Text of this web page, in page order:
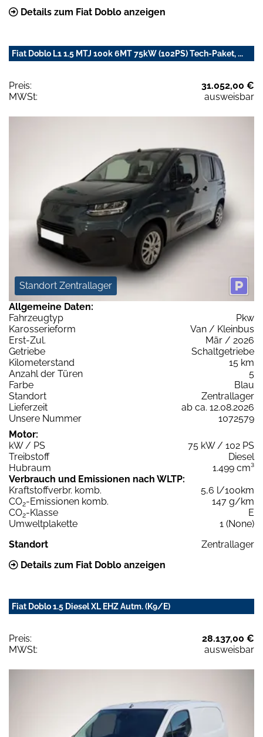
Details zum Fiat Doblo anzeigen
Fiat Doblo L1 1.5 MTJ 100k 6MT 75kW (102PS) Tech-Paket, ...
Preis:
31.052,00 €
MWSt:
ausweisbar
Standort Zentrallager
Allgemeine Daten:
Fahrzeugtyp
Pkw
Karosserieform
Van / Kleinbus
Erst-Zul.
Mär / 2026
Getriebe
Schaltgetriebe
Kilometerstand
15 km
Anzahl der Türen
5
Farbe
Blau
Standort
Zentrallager
Lieferzeit
ab ca. 12.08.2026
Unsere Nummer
1072579
Motor:
kW / PS
75 kW / 102 PS
Treibstoff
Diesel
Hubraum
1.499 cm³
Verbrauch und Emissionen nach WLTP:
Kraftstoffverbr. komb.
5,6 l/100km
CO2-Emissionen komb.
147 g/km
CO2-Klasse
E
Umweltplakette
1 (None)
Standort
Zentrallager
Details zum Fiat Doblo anzeigen
Fiat Doblo 1.5 Diesel XL EHZ Autm. (K9/E)
Preis:
28.137,00 €
MWSt:
ausweisbar